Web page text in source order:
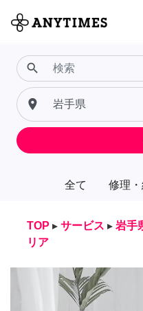
全て 修理
search
place
TOP ▸ サービス ▸ 岩手
リア